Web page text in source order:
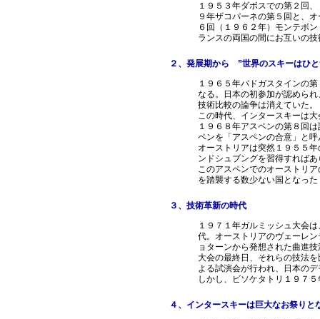
１９５３年ダボスでの第２回
９年ザコパーネの第５回と、
６回（１９６２年）モンテボ
ランスの両国の間にお互いの
２、発展期から ”世界のスキーはひ
１９６５年バドガスタインの
なる。日本の初参加が認めら
技術比較の論争は消えていた。
この時代、インタースキーは
１９６８年アスペンの第８回
ペンを「アスペンの合意」と呼
オーストリアは突然１９５５
ンドシュブングを習得すれば
このアスペンでのオーストリ
を踏襲する数少ない国となった
３、技術革新の時代
１９７１年ガルミッシュ大会
代。オーストリアのヴェーレ
ョターンから発想された曲進
大会の最終日、それらの技法
よる試演会が行われ、日本の
しかし、ビソケタトリ１９７
４、インタースキーは巨大なお祭りと